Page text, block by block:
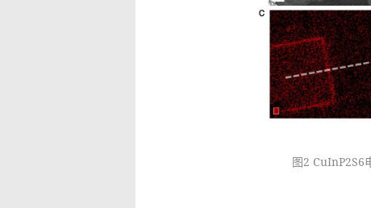
图2 CuInP2S6